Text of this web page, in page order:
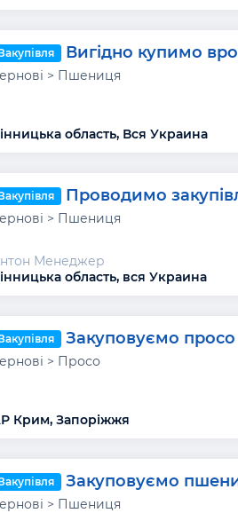
Вигідно купимо
> Пшениця
область, Вся Украина
Проводимо
> Пшениця
Менеджер
область, вся Украина
Закуповуємо просо
> Просо
Крим, Запоріжжя
Закуповуємо
> Пшениця